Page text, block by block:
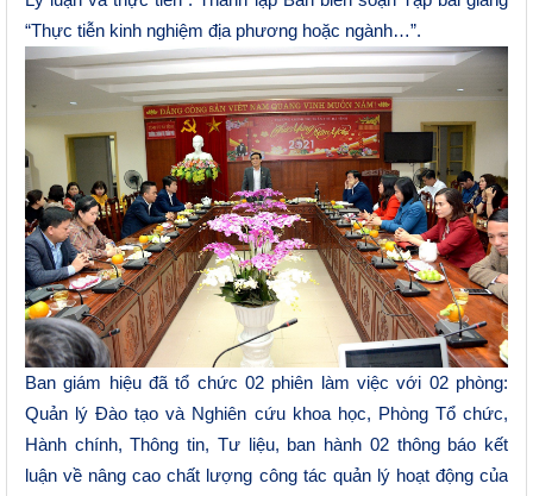
“Thực tiễn kinh nghiệm địa phương hoặc ngành…”.
Ban giám hiệu đã tổ chức 02 phiên làm việc với 02 phòng:
Quản lý Đào tạo và Nghiên cứu khoa học, Phòng Tổ chức,
Hành chính, Thông tin, Tư liệu, ban hành 02 thông báo kết
luận về nâng cao chất lượng công tác quản lý hoạt động của